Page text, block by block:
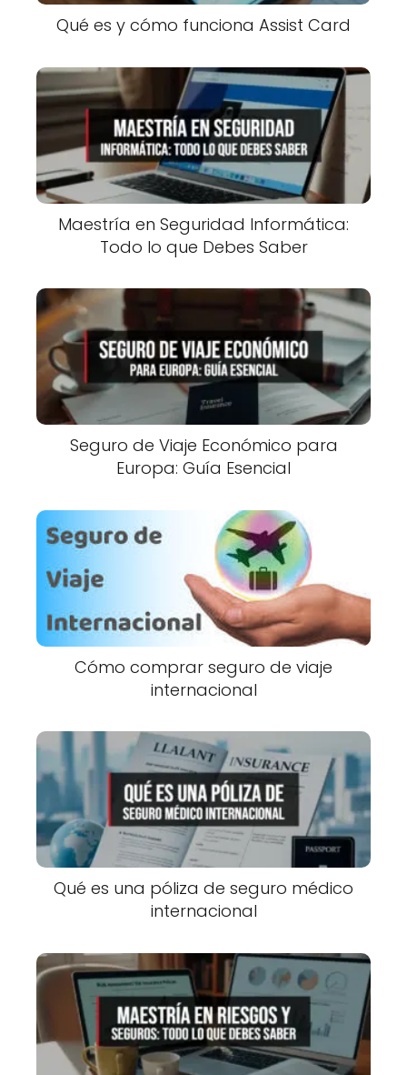
Qué es y cómo funciona Assist Card
Maestría en Seguridad Informática:
Todo lo que Debes Saber
Seguro de Viaje Económico para
Europa: Guía Esencial
Cómo comprar seguro de viaje
internacional
Qué es una póliza de seguro médico
internacional